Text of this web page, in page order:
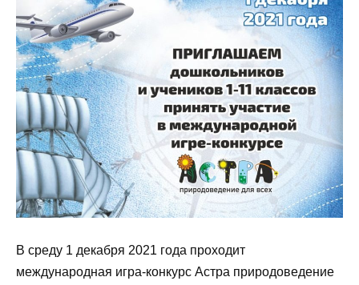
В среду 1 декабря 2021 года проходит
международная игра-конкурс Астра природоведение